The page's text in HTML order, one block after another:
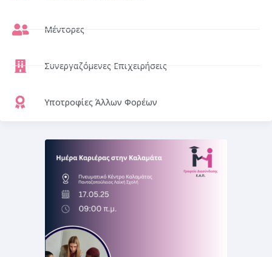
Μέντορες
Συνεργαζόμενες Επιχειρήσεις
Υποτροφίες Άλλων Φορέων